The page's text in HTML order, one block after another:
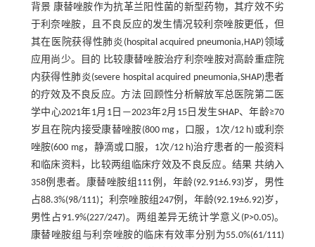
背景 康替唑胺作为抗革兰阳性菌的新型药物，其疗效不劣
于利奈唑胺，且不良反应的发生情况较利奈唑胺更低，但
其在医院获得性肺炎(hospital acquired pneumonia,HAP)领域
应用尚少。目的 比较康替唑胺治疗利奈唑胺对高龄重症院
内获得性肺炎(severe hospital acquired pneumonia,SHAP)患者
的疗效及不良反应。方法 回顾性分析解放军总医院第二医
学中心2021年1月1日—2023年2月15日发生SHAP、年龄≥70
岁且在院内接受康替唑胺(800 mg，口服，1次/12 h)或利奈
唑胺(600 mg，静滴或口服，1次/12 h)治疗患者的一般资料
和临床资料，比较两组临床疗效及不良反应。结果 共纳入
358例患者。康替唑胺组111例，年龄(92.91±6.93)岁，男性
占88.3%(98/111)；利奈唑胺组247例，年龄(92.19±6.92)岁，
男性占91.9%(227/247)。两组差异无统计学意义(P>0.05)。
康替唑胺组与利奈唑胺的临床有效率分别为55.0%(61/111)